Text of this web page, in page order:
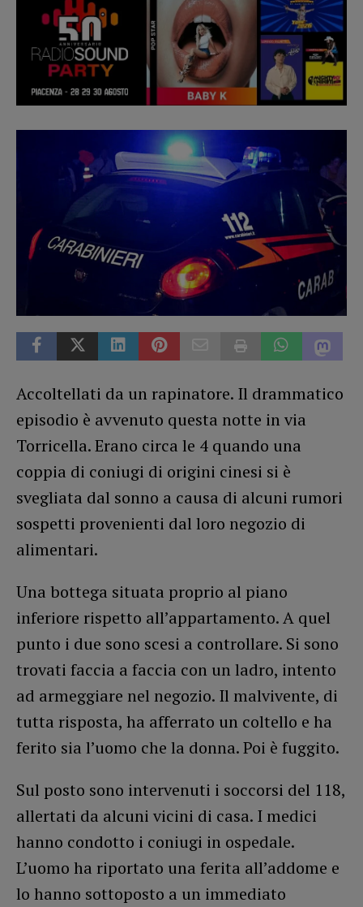
Accoltellati da un rapinatore. Il drammatico
episodio è avvenuto questa notte in via
Torricella. Erano circa le 4 quando una
coppia di coniugi di origini cinesi si è
svegliata dal sonno a causa di alcuni rumori
sospetti provenienti dal loro negozio di
alimentari.
Una bottega situata proprio al piano
inferiore rispetto all’appartamento. A quel
punto i due sono scesi a controllare. Si sono
trovati faccia a faccia con un ladro, intento
ad armeggiare nel negozio. Il malvivente, di
tutta risposta, ha afferrato un coltello e ha
ferito sia l’uomo che la donna. Poi è fuggito.
Sul posto sono intervenuti i soccorsi del 118,
allertati da alcuni vicini di casa. I medici
hanno condotto i coniugi in ospedale.
L’uomo ha riportato una ferita all’addome e
lo hanno sottoposto a un immediato